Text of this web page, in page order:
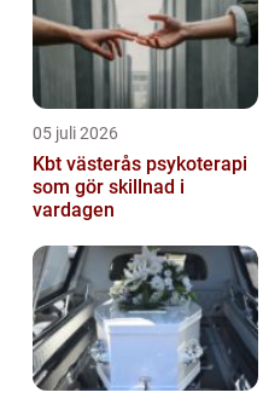
05 juli 2026
Kbt västerås psykoterapi
som gör skillnad i
vardagen